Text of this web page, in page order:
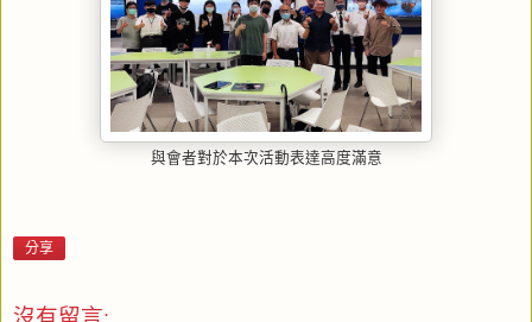
與會者對於本次活動表達高度滿意
分享
沒有留言: